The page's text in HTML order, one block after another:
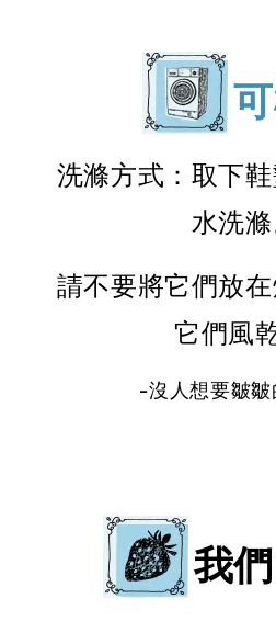
洗滌方式：取下
水洗滌
請不要將它們放
它們風
-沒人想要皺皺
我